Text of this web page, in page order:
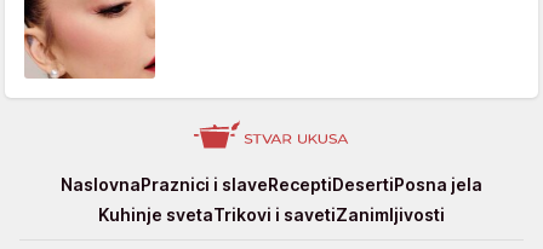
StvarNaslovnaPraznici i slaveReceptiDesertiPosna jela
Kuhinje svetaTrikovi i savetiZanimljivosti